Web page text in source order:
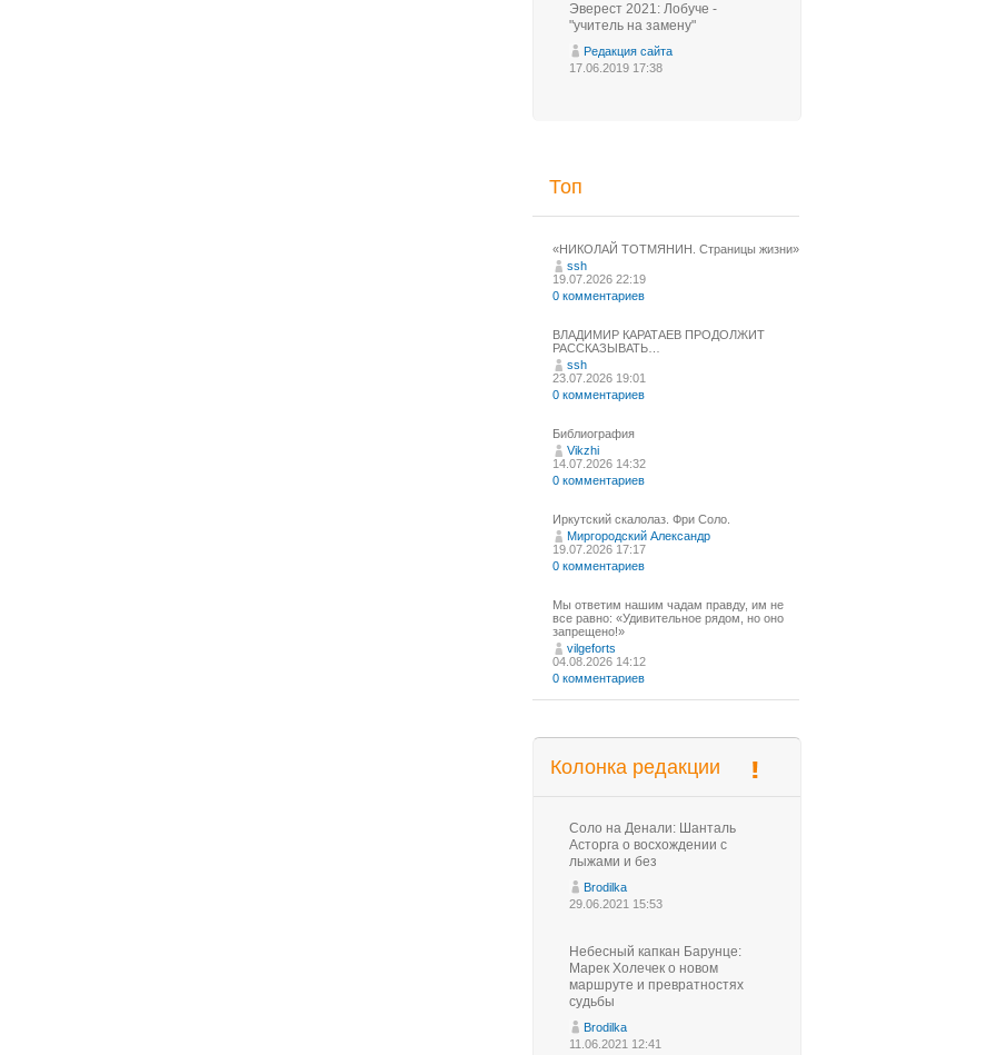
Эверест 2021: Лобуче -
"учитель на замену"
Редакция сайта
17.06.2019 17:38
Топ
«НИКОЛАЙ ТОТМЯНИН. Страницы жизни»
ssh
19.07.2026 22:19
0 комментариев
ВЛАДИМИР КАРАТАЕВ ПРОДОЛЖИТ
РАССКАЗЫВАТЬ…
ssh
23.07.2026 19:01
0 комментариев
Библиография
Vikzhi
14.07.2026 14:32
0 комментариев
Иркутский скалолаз. Фри Соло.
Миргородский Александр
19.07.2026 17:17
0 комментариев
Мы ответим нашим чадам правду, им не
все равно: «Удивительное рядом, но оно
запрещено!»
vilgeforts
04.08.2026 14:12
0 комментариев
Колонка редакции
Соло на Денали: Шанталь
Асторга о восхождении с
лыжами и без
Brodilka
29.06.2021 15:53
Небесный капкан Барунце:
Марек Холечек о новом
маршруте и превратностях
судьбы
Brodilka
11.06.2021 12:41